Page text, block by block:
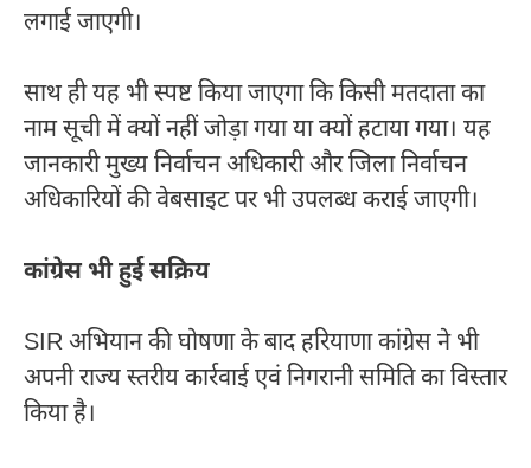
लगाई जाएगी।
साथ ही यह भी स्पष्ट किया जाएगा कि किसी मतदाता का
नाम सूची में क्यों नहीं जोड़ा गया या क्यों हटाया गया। यह
जानकारी मुख्य निर्वाचन अधिकारी और जिला निर्वाचन
अधिकारियों की वेबसाइट पर भी उपलब्ध कराई जाएगी।
कांग्रेस भी हुई सक्रिय
SIR अभियान की घोषणा के बाद हरियाणा कांग्रेस ने भी
अपनी राज्य स्तरीय कार्रवाई एवं निगरानी समिति का विस्तार
किया है।